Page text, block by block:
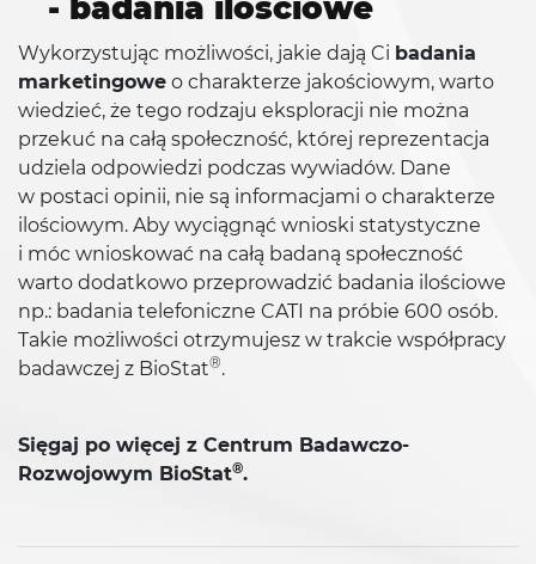
- badania ilościowe
Wykorzystując możliwości, jakie dają Ci badania
marketingowe o charakterze jakościowym, warto
wiedzieć, że tego rodzaju eksploracji nie można
przekuć na całą społeczność, której reprezentacja
udziela odpowiedzi podczas wywiadów. Dane
w postaci opinii, nie są informacjami o charakterze
ilościowym. Aby wyciągnąć wnioski statystyczne
i móc wnioskować na całą badaną społeczność
warto dodatkowo przeprowadzić badania ilościowe
np.: badania telefoniczne CATI na próbie 600 osób.
Takie możliwości otrzymujesz w trakcie współpracy
badawczej z BioStat®.
Sięgaj po więcej z Centrum Badawczo-
Rozwojowym BioStat®.